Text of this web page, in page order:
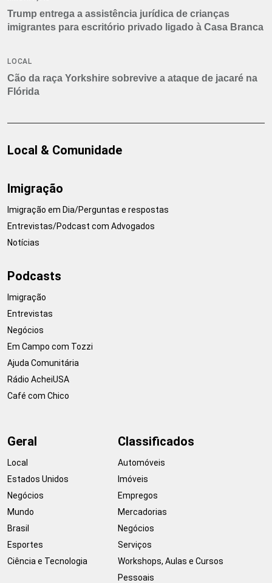
Trump entrega a assistência jurídica de crianças
imigrantes para escritório privado ligado à Casa Branca
LOCAL
Cão da raça Yorkshire sobrevive a ataque de jacaré na
Flórida
Local & Comunidade
Imigração
Imigração em Dia/Perguntas e respostas
Entrevistas/Podcast com Advogados
Notícias
Podcasts
Imigração
Entrevistas
Negócios
Em Campo com Tozzi
Ajuda Comunitária
Rádio AcheiUSA
Café com Chico
Geral
Local
Estados Unidos
Negócios
Mundo
Brasil
Esportes
Ciência e Tecnologia
Classificados
Automóveis
Imóveis
Empregos
Mercadorias
Negócios
Serviços
Workshops, Aulas e Cursos
Pessoais